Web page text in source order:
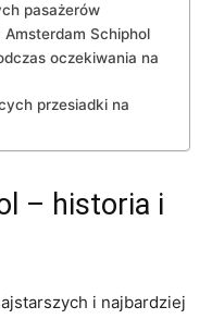
pasażerów
Amsterdam ‍Schiphol
oczekiwania na
przesiadki na
– historia i
i najbardziej